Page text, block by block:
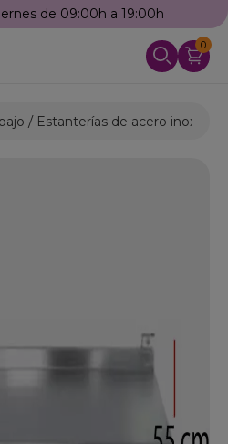
de 09:00h a 19:00h
0
Estanterías de acero